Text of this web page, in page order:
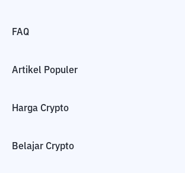
FAQ
Artikel Populer
Harga Crypto
Belajar Crypto